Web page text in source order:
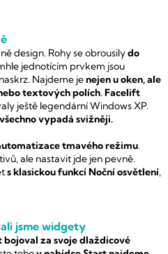
design. Rohy se obrousilydo
jednotícím prvkem jsou
Najdeme jenejen u oken, ale
textových polích.Facelift
ještě legendární Windows XP.
vypadá svižněji.
tmavého režimu.
ale nastavit jde jen pevně.
s klasickou funkcí Noční osvětlení,
jsme widgety
bojoval za svoje dlaždicové